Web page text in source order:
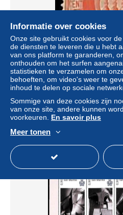
San Marino 1877 20c, Stamp
History -
±
Statuut
Informatie over cookies
Onze site gebruikt cookies voor
de diensten te leveren die u hebt
van ons platform te garanderen,
onthouden om het surfen
statistieken te verzamelen om
behoeften, om video's weer te
inhoud te delen op sociale
Sommige van deze cookies zijn
van onze site, andere kunnen
voorkeuren. En savoir plus
Meer tonen